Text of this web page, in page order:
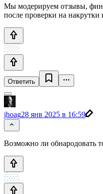
Мы модерируем отзывы,
после проверки на накрутки
Ответить
jhoag28 янв 2025 в 16:59
Возможно ли обнародовать